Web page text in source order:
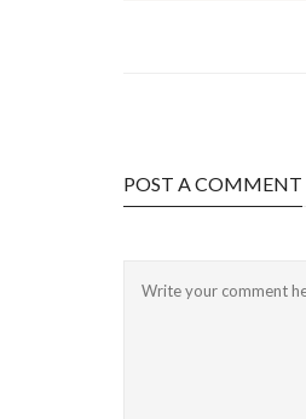
POST A COMMENT